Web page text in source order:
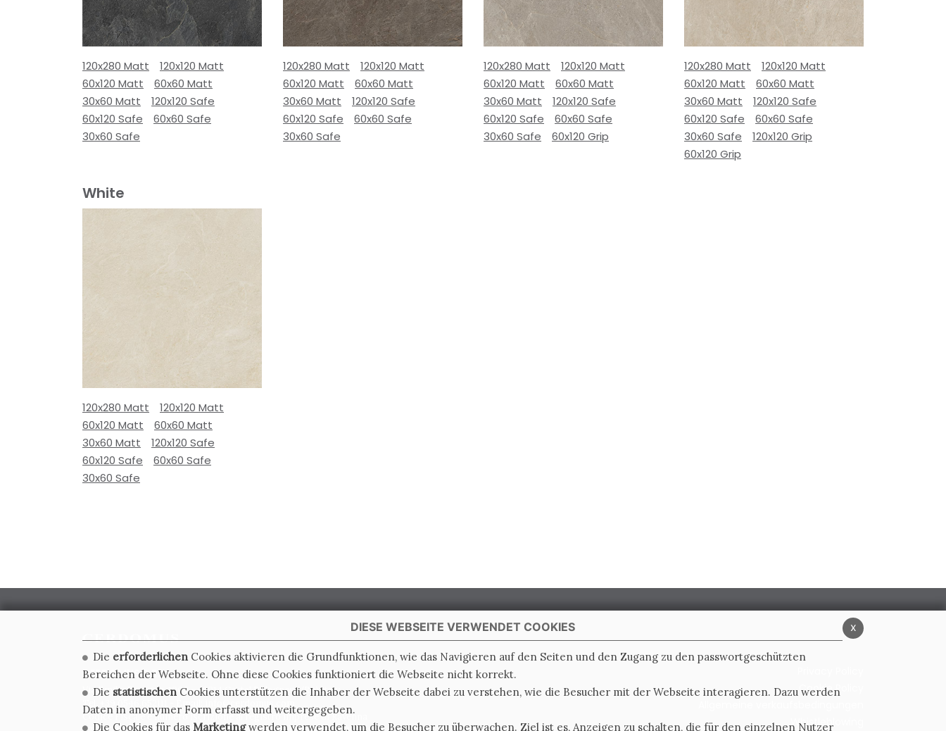
120x280 Matt
120x120 Matt
60x120 Matt
60x60 Matt
30x60 Matt
120x120 Safe
60x120 Safe
60x60 Safe
30x60 Safe
120x280 Matt
120x120 Matt
60x120 Matt
60x60 Matt
30x60 Matt
120x120 Safe
60x120 Safe
60x60 Safe
30x60 Safe
120x280 Matt
120x120 Matt
60x120 Matt
60x60 Matt
30x60 Matt
120x120 Safe
60x120 Safe
60x60 Safe
30x60 Safe
60x120 Grip
120x280 Matt
120x120 Matt
60x120 Matt
60x60 Matt
30x60 Matt
120x120 Safe
60x120 Safe
60x60 Safe
30x60 Safe
120x120 Grip
60x120 Grip
White
120x280 Matt
120x120 Matt
60x120 Matt
60x60 Matt
30x60 Matt
120x120 Safe
60x120 Safe
60x60 Safe
30x60 Safe
CERDOMUS S.R.L.
Via Emilia Ponente, 1000 - 48014 Castel Bolognese (RA) Italy
Tel. +39.0546.652111 - Email: info@cerdomus.com
Codice Fiscale e numero iscrizione al registro imprese di Ravenna
Cookie Policy
Whistleblowing
x
DIESE WEBSEITE VERWENDET COOKIES
Die erforderlichen Cookies aktivieren die Grundfunktionen, wie das Navigieren auf den Seiten und den Zugang zu den passwortgeschützten
Bereichen der Webseite. Ohne diese Cookies funktioniert die Webseite nicht korrekt.
Die statistischen Cookies unterstützen die Inhaber der Webseite dabei zu verstehen, wie die Besucher mit der Webseite interagieren. Dazu werden
Daten in anonymer Form erfasst und weitergegeben.
Die Cookies für das Marketingwerden verwendet, um die Besucher zu überwachen. Ziel ist es, Anzeigen zu schalten, die für den einzelnen Nutzer